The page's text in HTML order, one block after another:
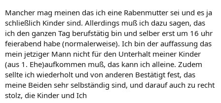
Mancher mag meinen das ich eine Rabenmutter sei und es ja
schließlich Kinder sind. Allerdings muß ich dazu sagen, das
ich den ganzen Tag berufstätig bin und selber erst um 16 uhr
feierabend habe (normalerweise). Ich bin der auffassung das
mein jetziger Mann nicht für den Unterhalt meiner Kinder
(aus 1. Ehe)aufkommen muß, das kann ich alleine. Zudem
sellte ich wiederholt und von anderen Bestätigt fest, das
meine Beiden sehr selbständig sind, und darauf auch zu recht
stolz, die Kinder und Ich